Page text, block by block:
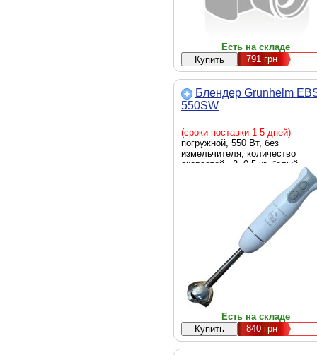
Есть на складе
791грн
Блендер Grunhelm
550SW
(сроки поставки 1-5 дней)
погружной, 550 Вт, без
измельчителя, количество
скоростей - 2, 0.5 кг, белый
Есть на складе
840грн